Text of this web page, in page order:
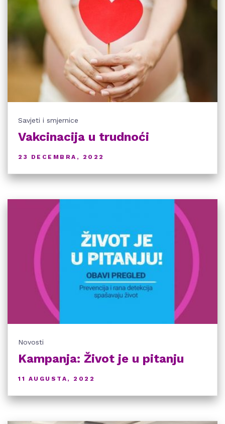
Savjeti i smjernice
Vakcinacija u trudnoći
23 DECEMBRA, 2022
Novosti
Kampanja: Život je u pitanju
11 AUGUSTA, 2022